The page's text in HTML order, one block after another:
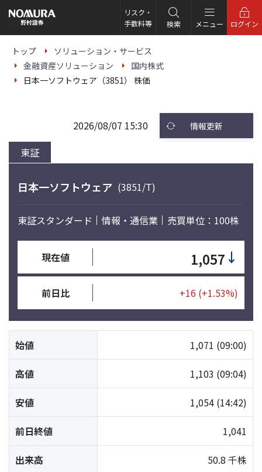
の
ー
リスク・
手数料等
検索 メニュー ログイン
トップ
ソリューション・サービス
金融資産ソリューション
国内株式
日本一ソフトウェア（3851） 株価
東証
2026/08/07 15:30 情報更新
日本一ソフトウェア (3851/T)
東証スタンダード 情報・通信業 売買単位：100株
現在値 1,057 ↓
前日比 +16 (+1.53%)
始値 1,071 (09:00)
高値 1,103 (09:04)
安値 1,054 (14:42)
前日終値 1,041
出来高 50.8 千株